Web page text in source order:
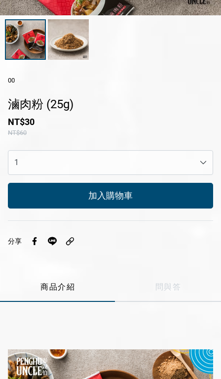
休閒產品
送禮專區
風味醬系列
花火限定冰淇淋
瑪咖朵披薩
品牌
服務/政策
Facebook
Line
00
滷肉粉 (25g)
NT$30
NT$60
加入購物車
分享
商品介紹 問與答